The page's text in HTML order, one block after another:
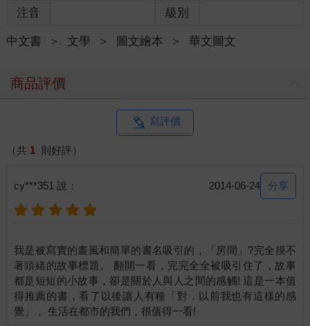
注音 級別
中文書 ＞ 文學 ＞ 圖文繪本 ＞ 華文圖文
商品評價
寫評價
（共 1 則好評）
cy***351 說： 2014-06-24 分享
我是被寫實的畫風和簡單的書名吸引的，「房間」?完全摸不
著頭緒的故事標題。 翻開一看，完完全全被吸引住了，故事
都是短短的小故事，卻是關於人與人之間的感觸! 這是一本值
得推薦的書，看了以後讓人有種「對，以前我也有這樣的感